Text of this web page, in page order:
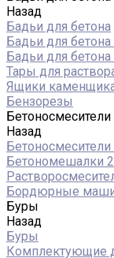
Назад
Бадьи для бетона
Бадьи для
Бадьи для
Тары для
Ящики
Бензорезы
Назад
Бетономешалки
Бордюрные
Буры
Назад
Буры
Комплектующие